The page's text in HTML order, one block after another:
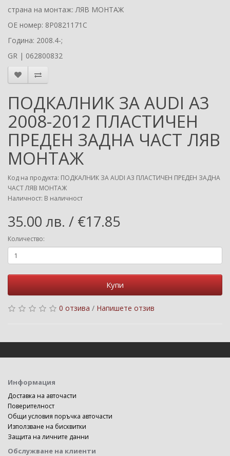
страна на монтаж: ЛЯВ МОНТАЖ
ОЕ номер: 8P0821171C
Година: 2008.4-;
GR | 062800832
ПОДКАЛНИК ЗА AUDI A3
2008-2012 ПЛАСТИЧЕН
ПРЕДЕН ЗАДНА ЧАСТ ЛЯВ
МОНТАЖ
Код на продукта: ПОДКАЛНИК ЗА AUDI A3 ПЛАСТИЧЕН ПРЕДЕН ЗАДНА
ЧАСТ ЛЯВ МОНТАЖ
Наличност: В наличност
35.00 лв. / €17.85
Количество:
Купи
0 отзива / Напишете отзив
Информация
Доставка на авточасти
Поверителност
Общи условия поръчка авточасти
Използване на бисквитки
Защита на личните данни
Обслужване на клиенти